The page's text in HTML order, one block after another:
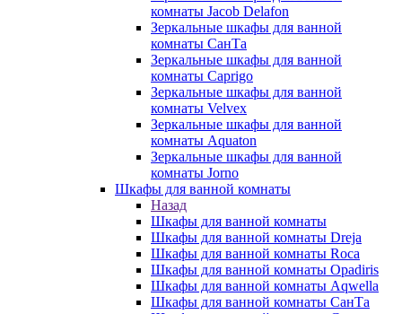
комнаты Jacob Delafon
Зеркальные шкафы для ванной
комнаты СанТа
Зеркальные шкафы для ванной
комнаты Caprigo
Зеркальные шкафы для ванной
комнаты Velvex
Зеркальные шкафы для ванной
комнаты Aquaton
Зеркальные шкафы для ванной
комнаты Jorno
Шкафы для ванной комнаты
Назад
Шкафы для ванной комнаты
Шкафы для ванной комнаты Dreja
Шкафы для ванной комнаты Roca
Шкафы для ванной комнаты Opadiris
Шкафы для ванной комнаты Aqwella
Шкафы для ванной комнаты СанТа